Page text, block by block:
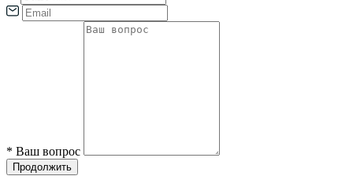
* Ваш вопрос
Продолжить